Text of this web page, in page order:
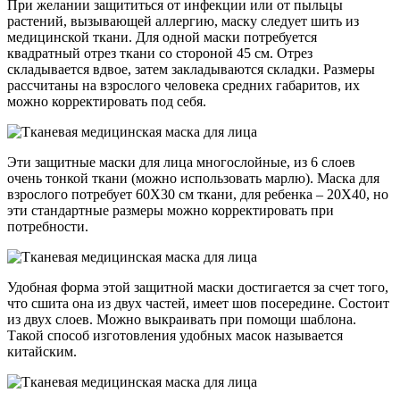
При желании защититься от инфекции или от пыльцы
растений, вызывающей аллергию, маску следует шить из
медицинской ткани. Для одной маски потребуется
квадратный отрез ткани со стороной 45 см. Отрез
складывается вдвое, затем закладываются складки. Размеры
рассчитаны на взрослого человека средних габаритов, их
можно корректировать под себя.
Эти защитные маски для лица многослойные, из 6 слоев
очень тонкой ткани (можно использовать марлю). Маска для
взрослого потребует 60Х30 см ткани, для ребенка – 20Х40, но
эти стандартные размеры можно корректировать при
потребности.
Удобная форма этой защитной маски достигается за счет того,
что сшита она из двух частей, имеет шов посередине. Состоит
из двух слоев. Можно выкраивать при помощи шаблона.
Такой способ изготовления удобных масок называется
китайским.